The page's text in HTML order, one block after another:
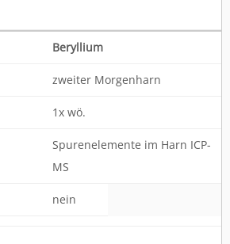
Beryllium
zweiter Morgenharn
1x wö.
Spurenelemente im Harn ICP-
MS
nein